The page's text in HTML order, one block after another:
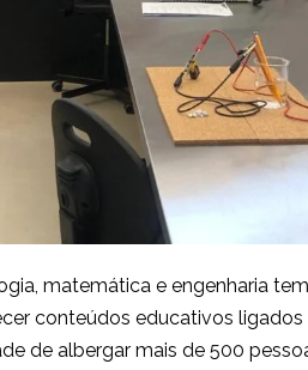
matemática e engenharia
conteúdos educativos
de albergar mais de 500